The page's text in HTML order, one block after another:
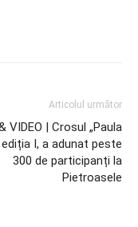
Articolul următor
VIDEO | Crosul „Paula
ediția I, a adunat peste
300 de participanți la
Pietroasele